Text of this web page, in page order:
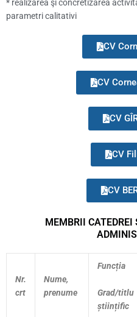
* realizarea şi concretizarea
parametri calitativi
CV
CV
CV
CV
CV
MEMBRII
Nr.
crt
Nume,
prenume
Funcția
Grad/titlu
științific